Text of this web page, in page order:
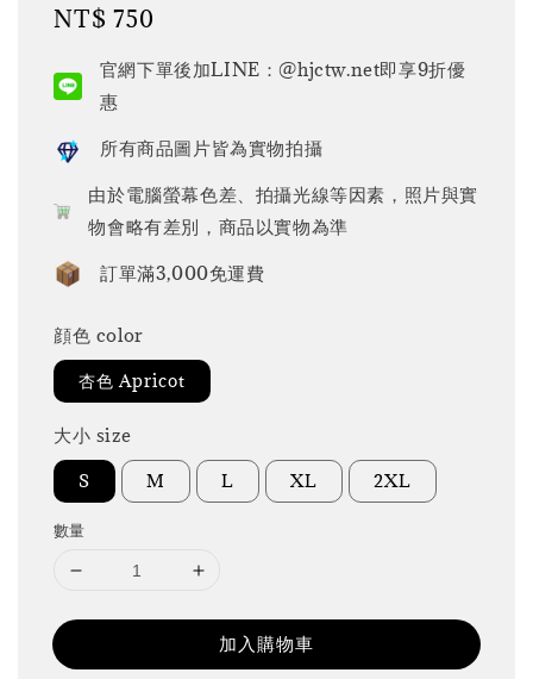
Regular
NT$ 750
官網下單後加LINE：@hjctw.net即享9折優
惠
所有商品圖片皆為實物拍攝
由於電腦螢幕色差、拍攝光線等因素，照片與實
物會略有差別，商品以實物為準
訂單滿3,000免運費
顔色 color
杏色 Apricot
大小 size
S M L XL 2XL
數量
加入購物車